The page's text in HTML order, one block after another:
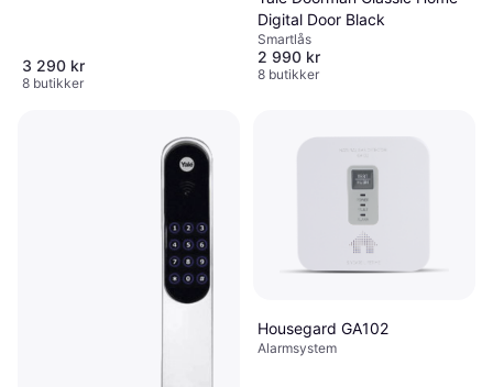
3 290 kr
8 butikker
Digital Door Black
Smartlås
2 990 kr
8 butikker
Housegard GA102
Alarmsystem